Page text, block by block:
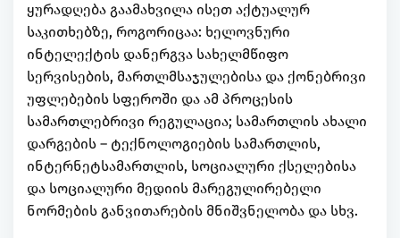
ყურადღება გაამახვილა ისეთ აქტუალურ
საკითხებზე, როგორიცაა: ხელოვნური
ინტელექტის დანერგვა სახელმწიფო
სერვისების, მართლმსაჯულებისა და ქონებრივი
უფლებების სფეროში და ამ პროცესის
სამართლებრივი რეგულაცია; სამართლის ახალი
დარგების – ტექნოლოგიების სამართლის,
ინტერნეტსამართლის, სოციალური ქსელებისა
და სოციალური მედიის მარეგულირებელი
ნორმების განვითარების მნიშვნელობა და სხვ.